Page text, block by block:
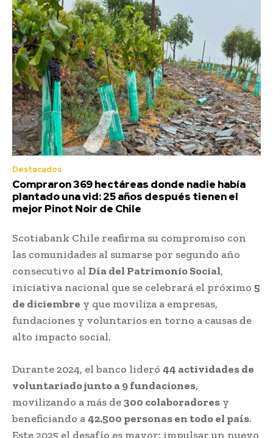
Destacados
Compraron 369 hectáreas donde nadie había
plantado una vid: 25 años después tienen el
mejor Pinot Noir de Chile
Scotiabank Chile reafirma su compromiso con
las comunidades al sumarse por segundo año
consecutivo al Día del Patrimonio Social,
iniciativa nacional que se celebrará el próximo 5
de diciembre y que moviliza a empresas,
fundaciones y voluntarios en torno a causas de
alto impacto social.
Durante 2024, el banco lideró 44 actividades de
voluntariado junto a 9 fundaciones,
movilizando a más de300 colaboradores y
beneficiando a42.500 personas en todo el país.
Este 2025 el desafío es mayor: impulsar un nuevo